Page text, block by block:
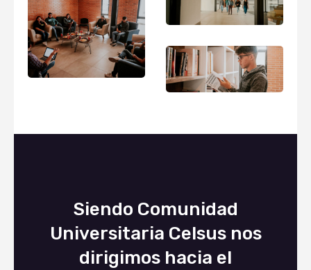
Siendo Comunidad
Universitaria Celsus nos
dirigimos hacia el